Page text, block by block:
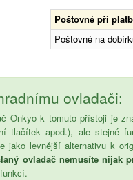
Poštovné při
Poštovné na
ovladači:
Onkyo k tomuto přístoji je
tlačítek apod.), ale stejné
jako levnější alternativu k
ovladač nemusíte nijak